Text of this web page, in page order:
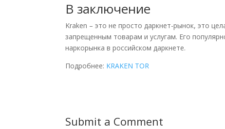
В заключение
Kraken – это не просто даркнет-рынок, это
запрещенным товарам и услугам. Его
наркорынка в российском даркнете.
Подробнее: KRAKEN TOR
Submit a Comment